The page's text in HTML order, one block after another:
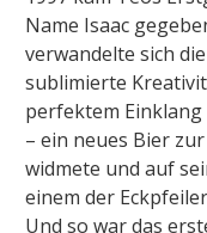
Name Isaac
verwandelte sich
sublimierte
perfektem
– ein neues Bier
widmete und auf
einem der
Und so war das